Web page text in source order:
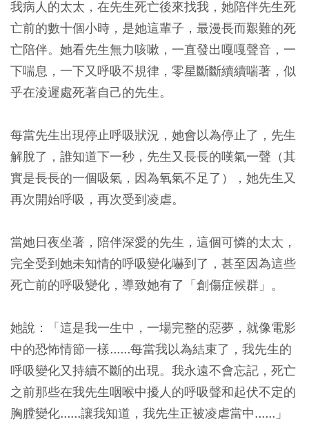
我病人的太太，在先生死亡後來找我，她陪伴先生死
亡前的數十個小時，是她這輩子，最漫長而艱難的死
亡陪伴。她看先生無力咳嗽，一直發出嘎嘎聲音，一
下喘息，一下又呼吸不規律，零星斷斷續續喘著，似
乎在淩遲處死著自己的先生。
每當先生出現停止呼吸狀況，她會以為停止了，先生
解脫了，誰知道下一秒，先生又長長的嘆氣一聲（其
實是長長的一個吸氣，因為氧氣不足了），她先生又
再次開始呼吸，再次受到凌虐。
當她日夜坐著，陪伴深愛的先生，這個可憐的太太，
完全受到她未知情的呼吸變化嚇到了，甚至因為這些
死亡前的呼吸變化，導致她有了「創傷症候群」。
她說：
「這是我一生中，一場完整的惡夢，就像電影
中的恐怖情節一樣......每當我以為結束了，我先生的
呼吸變化又持續不斷的出現。我永遠不會忘記，死亡
之前那些在我先生咽喉中擾人的呼吸聲和起伏不定的
胸膛變化......讓我知道，我先生正被凌虐當中......」